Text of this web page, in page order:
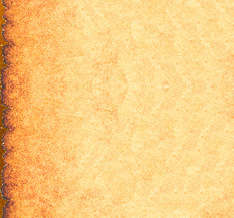
Хоу-ка: Тебе не
Хоу-ка: Тебе не
Хоу-ка: Тебе не
Хоу-ка: Тебе не